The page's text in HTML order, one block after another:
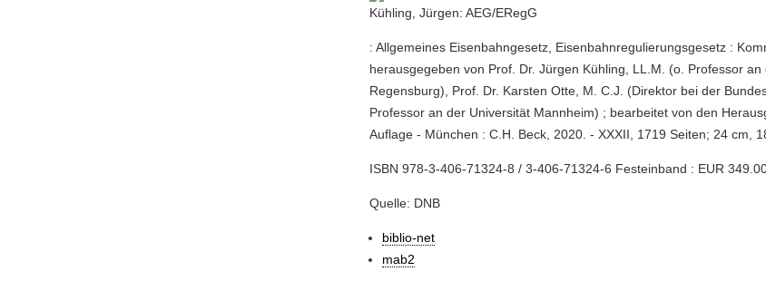
Kühling, Jürgen: AEG/ERegG
: Allgemeines Eisenbahngesetz, Eisenbahnregulierungsgesetz :
herausgegeben von Prof. Dr. Jürgen Kühling, LL.M. (o. Professor an
Regensburg), Prof. Dr. Karsten Otte, M. C.J. (Direktor bei der
Professor an der Universität Mannheim) ; bearbeitet von den
Auflage - München : C.H. Beck, 2020. - XXXII, 1719 Seiten; 24 cm,
ISBN 978-3-406-71324-8 / 3-406-71324-6 Festeinband : EUR
Quelle: DNB
biblio-net
mab2